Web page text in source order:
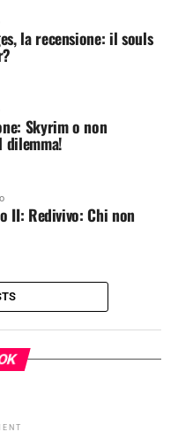
la recensione: il souls
Skyrim o non
dilemma!
II: Redivivo: Chi non